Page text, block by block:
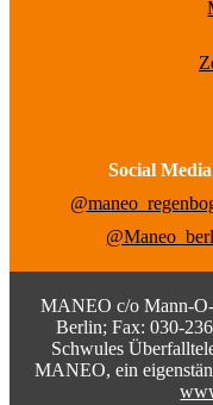
Social
MANEO c/o Mann-
Berlin; Fax: 030-
Schwules
MANEO, ein